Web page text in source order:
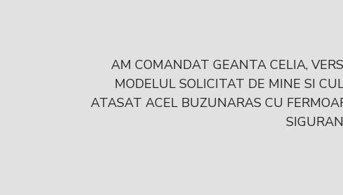
AM COMANDAT GEANTA CELIA,
MODELUL SOLICITAT DE MINE SI
ATASAT ACEL BUZUNARAS CU